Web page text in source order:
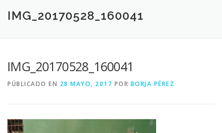
NUESTRA PARROQUIA SACRAMENTOS
TEXTOS Y DOCUMENTOS
IMG_20170528_160041
IMG_20170528_160041
PÚBLICADO EN 28 MAYO, 2017 POR BORJA PÉREZ